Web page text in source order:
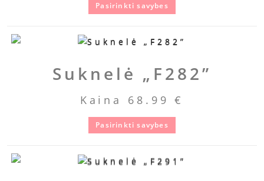
Pasirinkti savybes
Suknelė „F282”
Kaina 68.99€
Pasirinkti savybes